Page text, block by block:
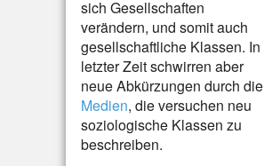
sich Gesellschaften
verändern, und somit auch
gesellschaftliche Klassen. In
letzter Zeit schwirren aber
neue Abkürzungen durch die
Medien, die versuchen neu
soziologische Klassen zu
beschreiben.